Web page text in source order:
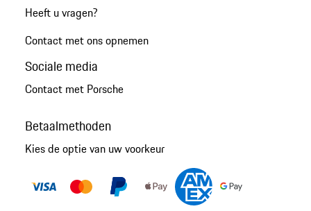
Heeft u vragen?
Contact met ons opnemen
Sociale media
Contact met Porsche
Betaalmethoden
Kies de optie van uw voorkeur